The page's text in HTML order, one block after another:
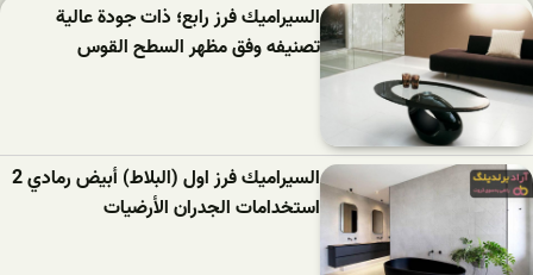
السيراميك فرز رابع؛ ذات جودة عالية
تصنيفه وفق مظهر السطح القوس
السیرامیك فرز اول (البلاط) أبيض رمادي 2
استخدامات الجدران الأرضيات